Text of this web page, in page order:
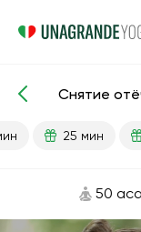
Готовые уроки
Снятие
25 мин
50